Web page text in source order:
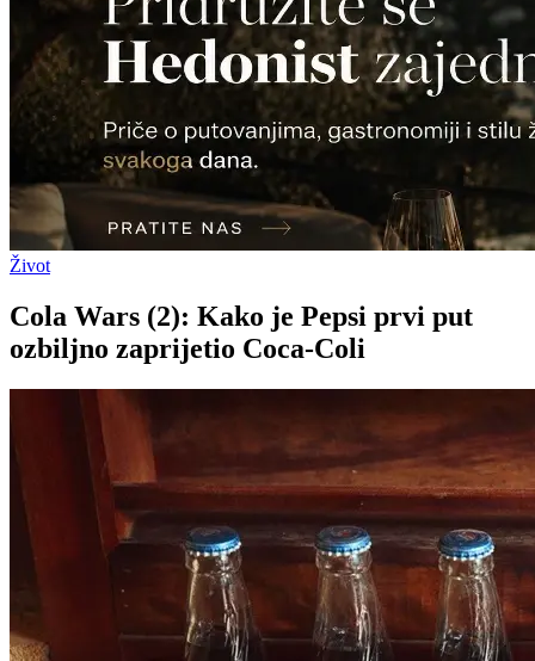
Život
Cola Wars (2): Kako je Pepsi prvi put
ozbiljno zaprijetio Coca-Coli